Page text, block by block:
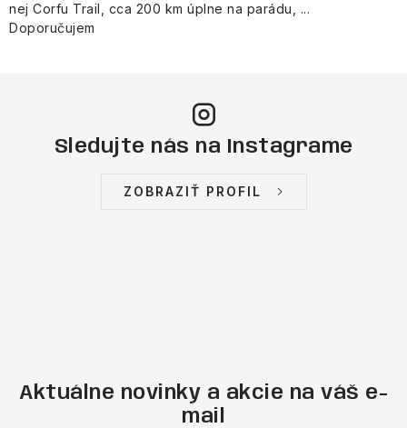
nej Corfu Trail, cca 200 km úplne na parádu, ...
Doporučujem
Sledujte nás na Instagrame
ZOBRAZIŤ PROFIL
Aktuálne novinky a akcie na váš e-
mail